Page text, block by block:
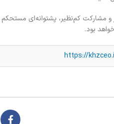
مشارکت کم‌نظیر، پشتوانه‌ای
بود.
https://